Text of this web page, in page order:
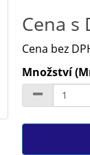
Cena s
Cena bez
Množství